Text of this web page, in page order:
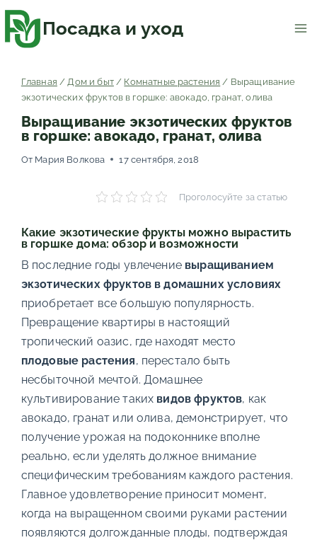
содержимомуПосадка и уход
Главная / Дом и быт / Комнатные растения / Выращивание
экзотических фруктов в горшке: авокадо, гранат, олива
Выращивание экзотических фруктов
в горшке: авокадо, гранат, олива
От Мария Волкова 17 сентября, 2018
Проголосуйте за статью
Какие экзотические фрукты можно вырастить
в горшке дома: обзор и возможности
В последние годы увлечение выращиванием
экзотических фруктов в домашних условиях
приобретает все большую популярность.
Превращение квартиры в настоящий
тропический оазис, где находят место
плодовые растения, перестало быть
несбыточной мечтой. Домашнее
культивирование таких видов фруктов, как
авокадо, гранат или олива, демонстрирует, что
получение урожая на подоконнике вполне
реально, если уделять должное внимание
специфическим требованиям каждого растения.
Главное удовлетворение приносит момент,
когда на выращенном своими руками растении
появляются долгожданные плоды, подтверждая